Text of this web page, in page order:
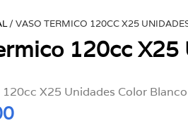
/ VASO TERMICO 120CC X25
120cc X25
X25 Unidades Color Blanco